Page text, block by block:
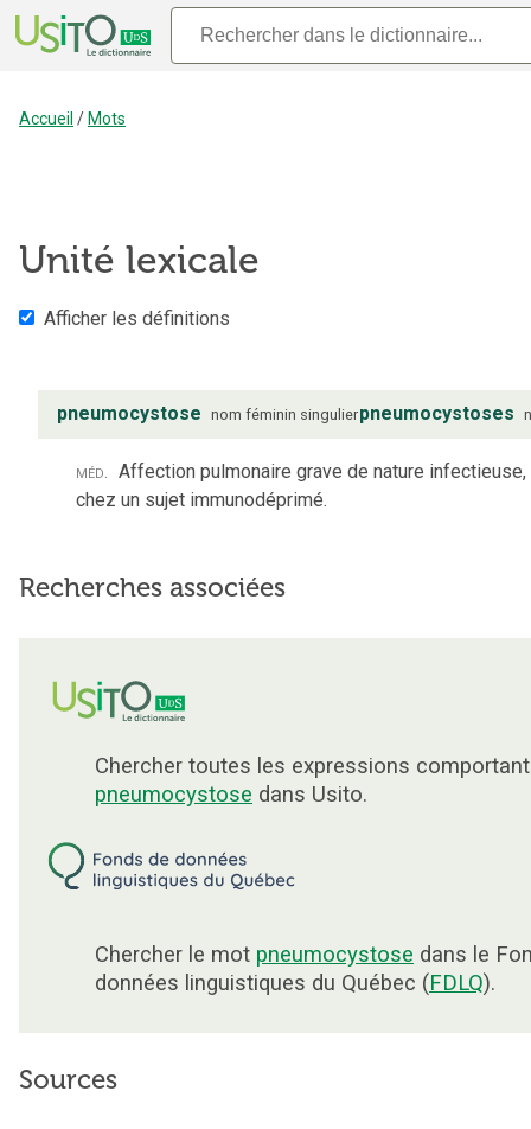
Accueil / Mots
Unité lexicale
Afficher les définitions
pneumocystose nom féminin singulierpneumocystoses
méd. Affection pulmonaire grave de nature infectieuse,
chez un sujet immunodéprimé.
Recherches associées
Chercher toutes les expressions
pneumocystose dans Usito.
Chercher le mot pneumocystose dans le
données linguistiques du Québec (FDLQ).
Sources